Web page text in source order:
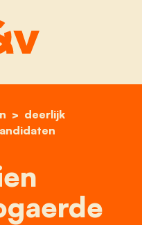
deerlijk
katrien vandenbogaerde